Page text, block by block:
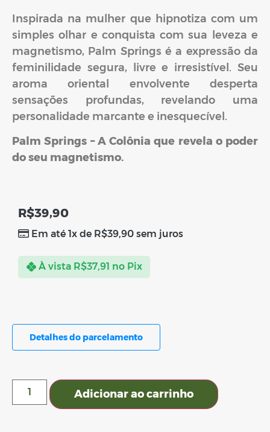
Inspirada na mulher que hipnotiza com um
simples olhar e conquista com sua leveza e
magnetismo, Palm Springs é a expressão da
feminilidade segura, livre e irresistível. Seu
aroma oriental envolvente desperta
sensações profundas, revelando uma
personalidade marcante e inesquecível.
Palm Springs – A Colônia que revela o poder
do seu magnetismo.
R$39,90
Em até 1x de R$39,90 sem juros
À vista R$37,91 no Pix
Detalhes do parcelamento
Adicionar ao carrinho